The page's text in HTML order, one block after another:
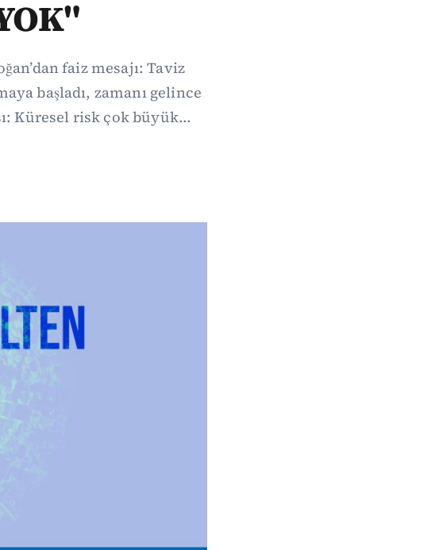
faiz mesajı: Taviz
başladı, zamanı gelince
Küresel risk çok büyük...